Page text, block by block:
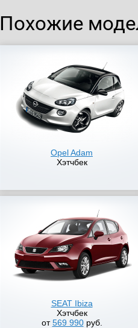
Похожие
Opel Adam
Хэтчбек
SEAT Ibiza
Хэтчбек
от569 990руб.